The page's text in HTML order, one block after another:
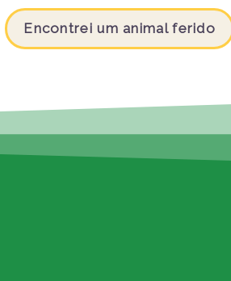
Encontrei um animal ferido